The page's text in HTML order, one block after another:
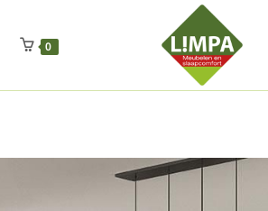
Regenschut
Drueckerpro
Fettsauren Dekemax Kapselmed
Luftkuhlen Zauberfan Netzfenste Insektensc
0